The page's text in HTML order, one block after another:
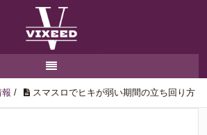
報 / スマスロでヒキが弱い期間の立ち回り方